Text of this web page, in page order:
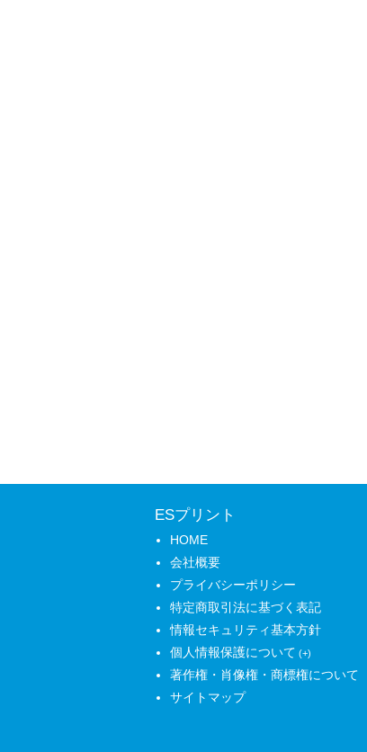
ESプリント
HOME
会社概要
プライバシーポリシー
特定商取引法に基づく表記
情報セキュリティ基本方針
個人情報保護について
著作権・肖像権・商標権について
サイトマップ